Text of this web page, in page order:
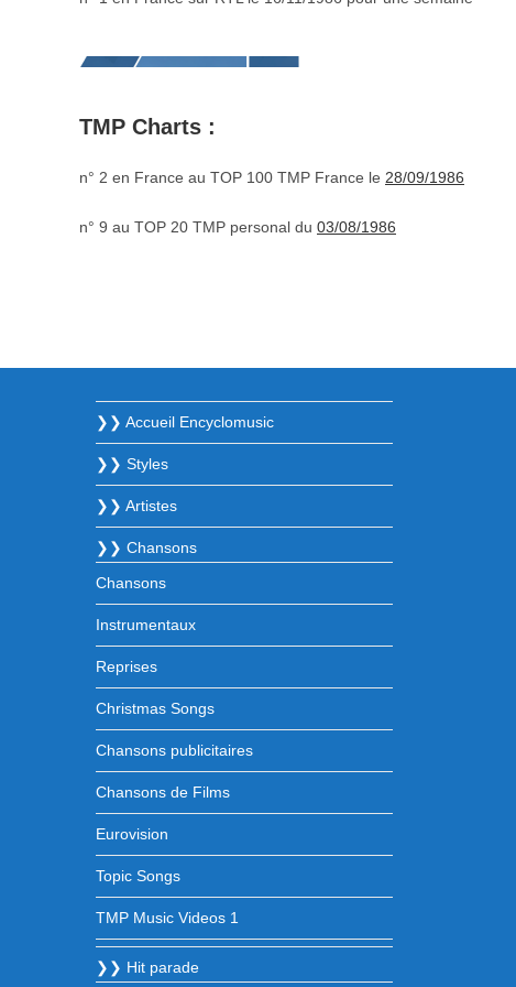
TMP Charts :
n° 2 en France au TOP 100 TMP France le 28/09/1986
n° 9 au TOP 20 TMP personal du 03/08/1986
❯❯ Accueil Encyclomusic
❯❯ Styles
❯❯ Artistes
❯❯ Chansons
Chansons
Instrumentaux
Reprises
Christmas Songs
Chansons publicitaires
Chansons de Films
Eurovision
Topic Songs
TMP Music Videos 1
❯❯ Hit parade